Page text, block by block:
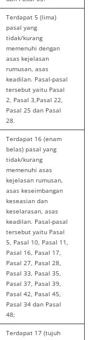
Terdapat 5 (lima)
pasal yang
tidak/kurang
memenuhi dengan
asas kejelasan
rumusan, asas
keadilan. Pasal-pasal
tersebut yaitu Pasal
2, Pasal 3,Pasal 22,
Pasal 25 dan Pasal
28.
Terdapat 16 (enam
belas) pasal yang
tidak/kurang
memenuhi asas
kejelasan rumusan,
asas keseimbangan
keseasian dan
keselarasan, asas
keadilan. Pasal-pasal
tersebut yaitu Pasal
5, Pasal 10, Pasal 11,
Pasal 16, Pasal 17,
Pasal 27, Pasal 28,
Pasal 33, Pasal 35,
Pasal 37, Pasal 39,
Pasal 42, Pasal 45,
Pasal 34 dan Pasal
48;
Terdapat 17 (tujuh